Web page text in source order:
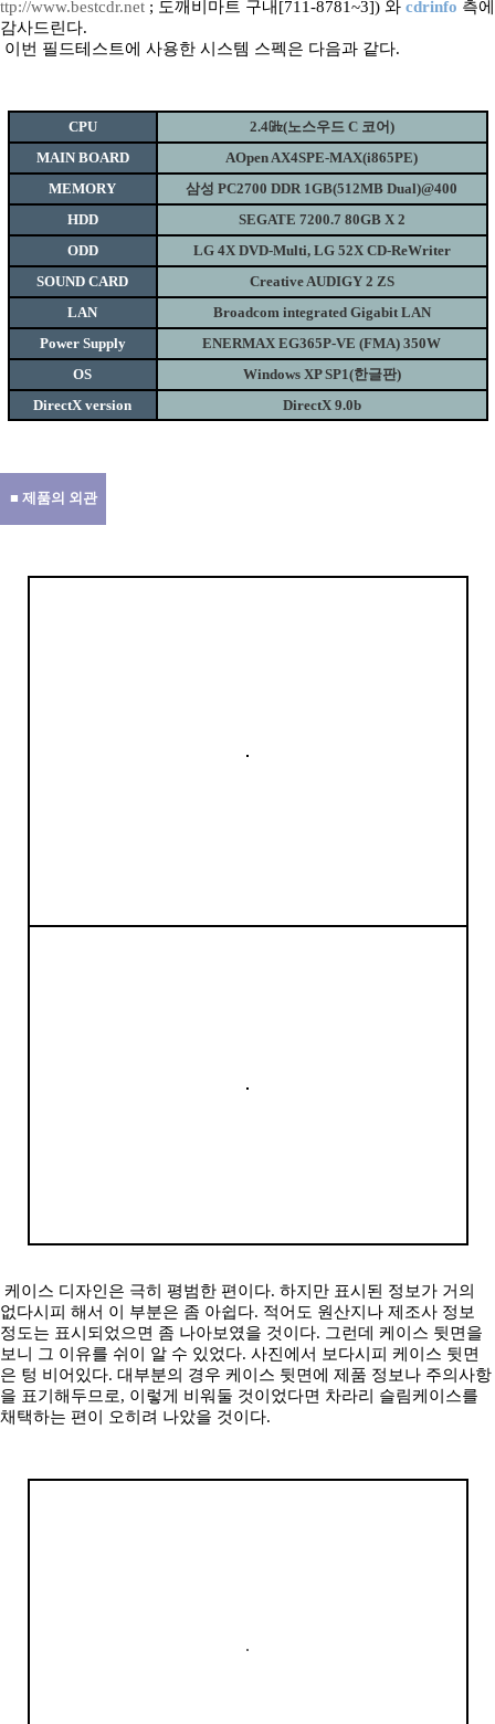
ttp://www.bestcdr.net ; 도깨비마트 구내[711-8781~3]) 와 cdrinfo 측에
감사드린다.
이번 필드테스트에 사용한 시스템 스펙은 다음과 같다.
CPU
2.4㎓(노스우드 C 코어)
MAIN BOARD
AOpen AX4SPE-MAX(i865PE)
MEMORY
삼성 PC2700 DDR 1GB(512MB Dual)@400
HDD
SEGATE 7200.7 80GB X 2
ODD
LG 4X DVD-Multi, LG 52X CD-ReWriter
SOUND CARD
Creative AUDIGY 2 ZS
LAN
Broadcom integrated Gigabit LAN
Power Supply
ENERMAX EG365P-VE (FMA) 350W
OS
Windows XP SP1(한글판)
DirectX version
DirectX 9.0b
■ 제품의 외관
케이스 디자인은 극히 평범한 편이다. 하지만 표시된 정보가 거의
없다시피 해서 이 부분은 좀 아쉽다. 적어도 원산지나 제조사 정보
정도는 표시되었으면 좀 나아보였을 것이다. 그런데 케이스 뒷면을
보니 그 이유를 쉬이 알 수 있었다. 사진에서 보다시피 케이스 뒷면
은 텅 비어있다. 대부분의 경우 케이스 뒷면에 제품 정보나 주의사항
을 표기해두므로, 이렇게 비워둘 것이었다면 차라리 슬림케이스를
채택하는 편이 오히려 나았을 것이다.